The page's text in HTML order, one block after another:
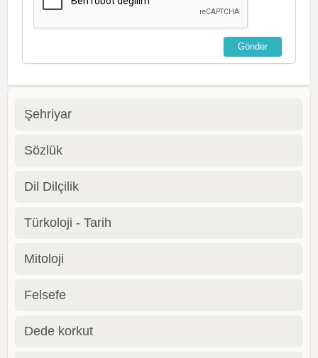
Şehriyar
Sözlük
Dil Dilçilik
Türkoloji - Tarih
Mitoloji
Felsefe
Dede korkut